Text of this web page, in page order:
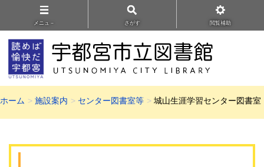
メニュ－ さがす 閲覧補助
ホーム 施設案内 センター図書室等 城山生涯学習センター図書室